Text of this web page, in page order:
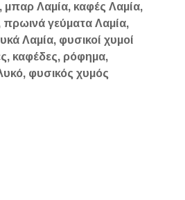
μπαρ Λαμία, καφές Λαμία,
γεύματα Λαμία,
Λαμία, φυσικοί χυμοί
καφέδες, ρόφημα,
φυσικός χυμός